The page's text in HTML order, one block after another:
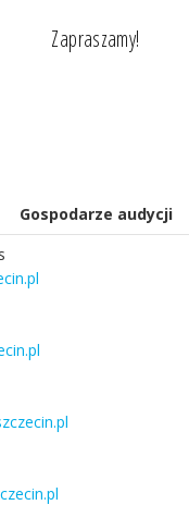
Zapraszamy!
Gospodarze audycji